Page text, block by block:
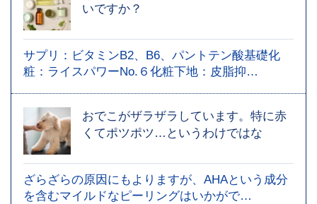
いですか？
サプリ：ビタミンB2、B6、パントテン酸基礎化
粧：ライスパワーNo.６化粧下地：皮脂抑…
おでこがザラザラしています。特に赤
くてポツポツ…というわけではな
ざらざらの原因にもよりますが、AHAという成分
を含むマイルドなピーリングはいかがで…